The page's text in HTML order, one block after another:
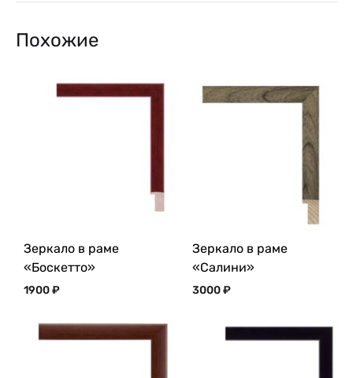
Похожие
Зеркало в раме
«Боскетто»
1900₽
Зеркало в раме
«Салини»
3000₽